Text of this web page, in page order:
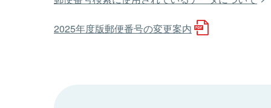
2025年度版郵便番号の変更案内